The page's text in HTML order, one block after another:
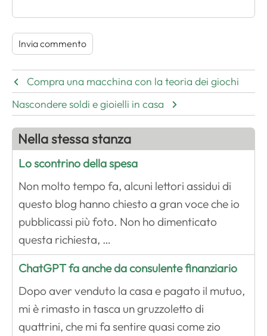
Compra una macchina con la teoria dei giochi
Nascondere soldi e gioielli in casa
Nella stessa stanza
Lo scontrino della spesa
Non molto tempo fa, alcuni lettori assidui di
questo blog hanno chiesto a gran voce che io
pubblicassi più foto. Non ho dimenticato
questa richiesta, …
ChatGPT fa anche da consulente finanziario
Dopo aver venduto la casa e pagato il mutuo,
mi è rimasto in tasca un gruzzoletto di
quattrini, che mi fa sentire quasi come zio